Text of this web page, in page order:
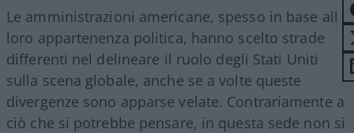
Le amministrazioni americane, spesso in base alla
loro appartenenza politica, hanno scelto strade
differenti nel delineare il ruolo degli Stati Uniti
sulla scena globale, anche se a volte queste
divergenze sono apparse velate. Contrariamente a
ciò che si potrebbe pensare, in questa sede non si